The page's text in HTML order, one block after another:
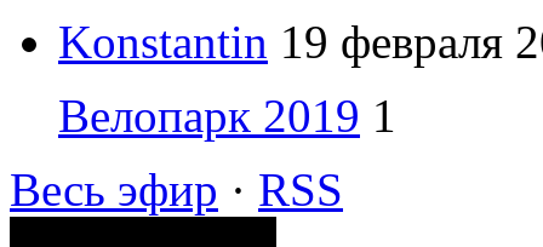
Konstantin 19 февраля
Велопарк 2019 1
Весь эфир · RSS